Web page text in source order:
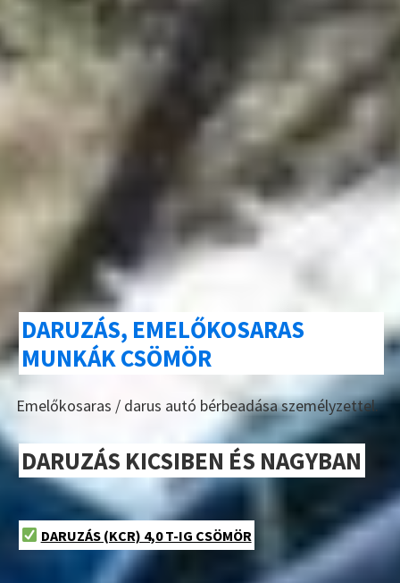
DARUZÁS, EMELŐKOSARAS
MUNKÁK CSÖMÖR
Emelőkosaras / darus autó bérbeadása személyzettel.
DARUZÁS KICSIBEN ÉS NAGYBAN
DARUZÁS (KCR) 4,0 T-IG CSÖMÖR